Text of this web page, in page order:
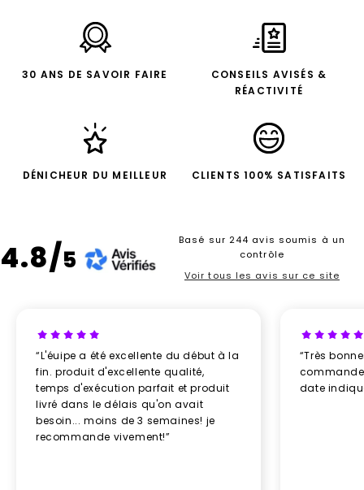
30 ANS DE SAVOIR FAIRE
CONSEILS AVISÉS &
RÉACTIVITÉ
DÉNICHEUR DU MEILLEUR CLIENTS 100% SATISFAITS
4.8/5
Basé sur 244 avis soumis à un
contrôle
Voir tous les avis sur ce site
“L'éuipe a été excellente du début à la
fin. produit d'excellente qualité,
temps d'exécution parfait et produit
livré dans le délais qu'on avait
besoin... moins de 3 semaines! je
recommande vivement!”
“Très
date